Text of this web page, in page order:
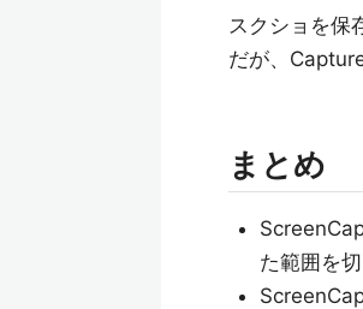
スクショを保
だが、
まとめ
た範囲を